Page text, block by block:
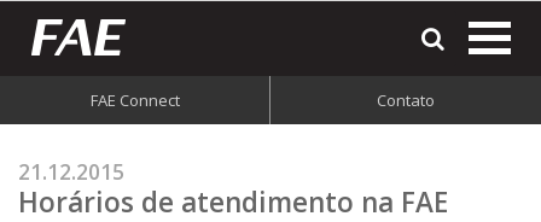
FAE Connect Contato
21.12.2015
Horários de atendimento na FAE